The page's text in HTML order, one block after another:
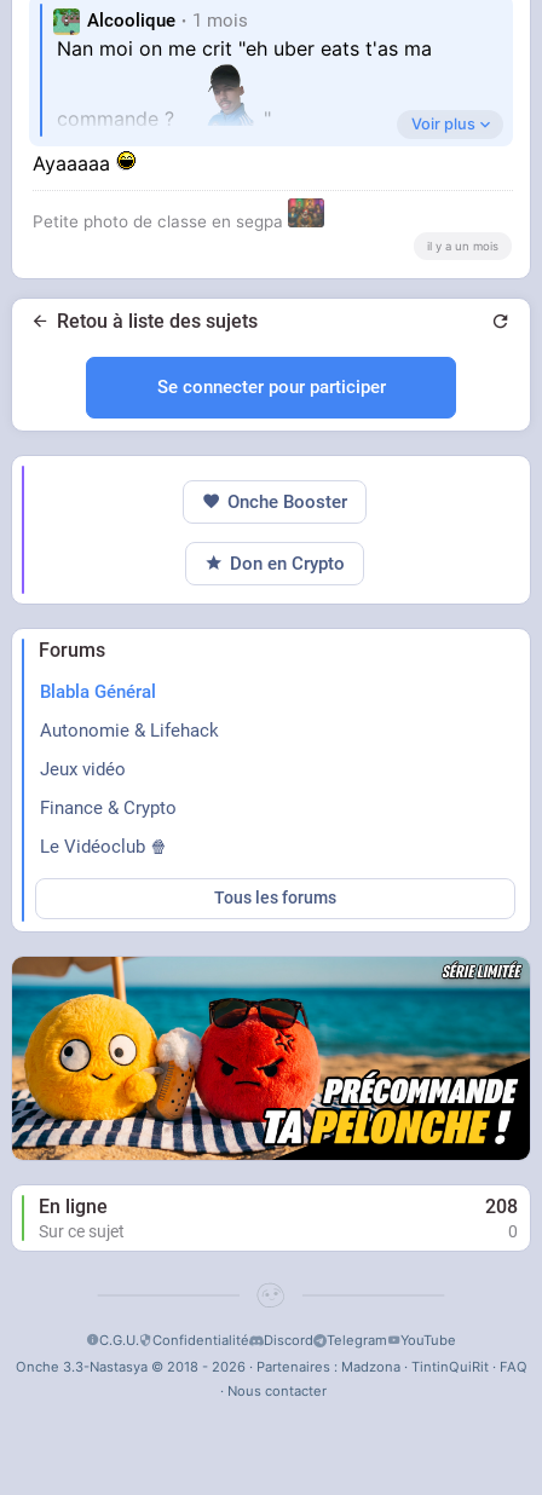
Alcoolique 1 mois
Nan moi on me crit "eh uber eats t'as ma
commande ? " Voir plus
Ayaaaaa
Petite photo de classe en segpa
il y a un mois
Retou à liste des sujets
Se connecter pour participer
Forums
Blabla Général
Autonomie & Lifehack
Jeux vidéo
Finance & Crypto
Le Vidéoclub 🍿
Tous les forums
En ligne 208
Sur ce sujet 0
Onche Booster
Don en Crypto
C.G.U. Confidentialité Discord Telegram
YouTube
Onche 3.3-Nastasya © 2018 - 2026 · Partenaires : Madzona· TintinQuiRit· FAQ
· Nous contacter